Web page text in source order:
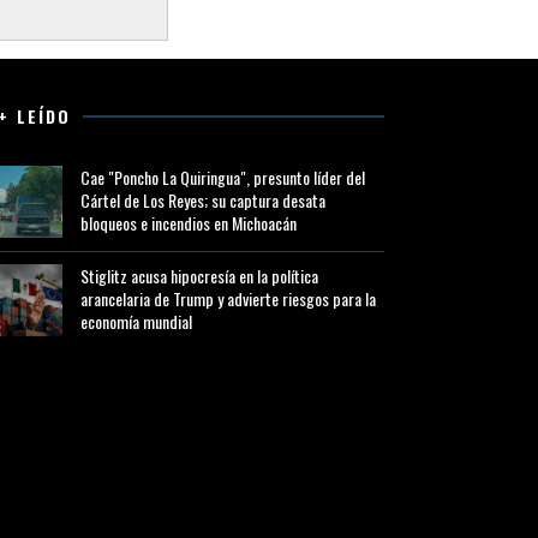
LEÍDO
Cae "Poncho La Quiringua", presunto líder del
Cártel de Los Reyes; su captura desata
bloqueos e incendios en Michoacán
Stiglitz acusa hipocresía en la política
arancelaria de Trump y advierte riesgos para la
economía mundial